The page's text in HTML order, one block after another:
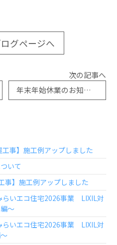
グページへ
次の記事へ
年末年始休業のお知らせ
事】施工例アップしました
いて
事】施工例アップしました
らいエコ住宅2026事業 LIXIL対
～
らいエコ住宅2026事業 LIXIL対